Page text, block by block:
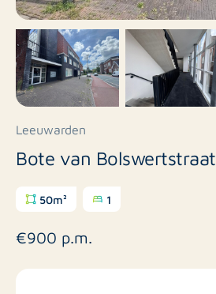
Leeuwarden
Bote van Bolswertstraat
50m² 1
€900 p.m.